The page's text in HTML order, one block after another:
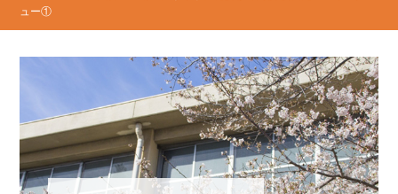
ュー①
久保和也校長が語る、札幌彩輝高校の挑戦 校長先生へイン
タビュー②